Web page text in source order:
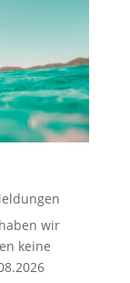
wir
keine